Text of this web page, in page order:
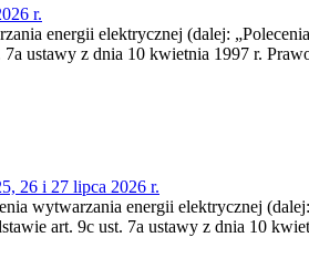
r.
energii elektrycznej (dalej:
ustawy z dnia 10 kwietnia 1997 r.
26 i 27 lipca 2026 r.
wytwarzania energii elektrycznej
art. 9c ust. 7a ustawy z dnia 10